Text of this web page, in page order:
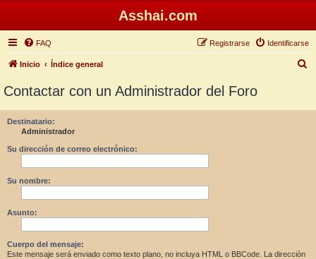
Asshai.com
FAQ Identificarse
Registrarse
Inicio Índice general
Contactar con un Administrador del Foro
Destinatario:
Administrador
Su dirección de correo electrónico:
Su nombre:
Asunto:
Cuerpo del mensaje:
Este mensaje será enviado como texto plano, no incluya HTML o BBCode. La dirección